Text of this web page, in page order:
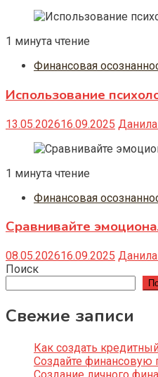
1 минута чтение
Финансовая
Использование
13.05.202616.09.2025
1 минута чтение
Финансовая
Сравнивайте
08.05.202616.09.2025
Поиск
Свежие записи
Как создать
Создайте финансовую